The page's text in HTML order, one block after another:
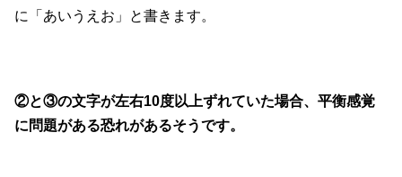
に「あいうえお」と書きます。
②と③の文字が左右10度以上ずれていた場合、平衡感覚
に問題がある恐れがあるそうです。